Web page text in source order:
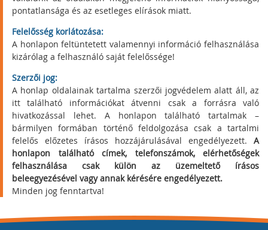
pontatlansága és az esetleges elírások miatt.
Felelősség korlátozása:
A honlapon feltüntetett valamennyi információ felhasználása
kizárólag a felhasználó saját felelőssége!
Szerzői jog:
A honlap oldalainak tartalma szerzői jogvédelem alatt áll, az
itt található információkat átvenni csak a forrásra való
hivatkozással lehet. A honlapon található tartalmak –
bármilyen formában történő feldolgozása csak a tartalmi
felelős előzetes írásos hozzájárulásával engedélyezett. A
honlapon található címek, telefonszámok, elérhetőségek
felhasználása csak külön az üzemeltető írásos
beleegyezésével vagy annak kérésére engedélyezett.
Minden jog fenntartva!